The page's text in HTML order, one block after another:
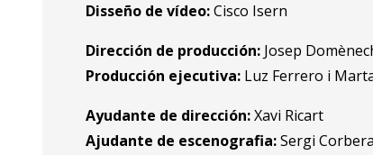
Disseño de vídeo:Cisco Isern
Dirección de producción: Josep
Producción ejecutiva: Luz Ferrero i
Ayudante de dirección:Xavi Ricart
Ajudante de escenografia:Sergi Corbera